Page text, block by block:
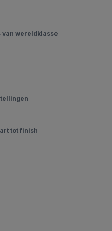
wereldklasse
tot finish